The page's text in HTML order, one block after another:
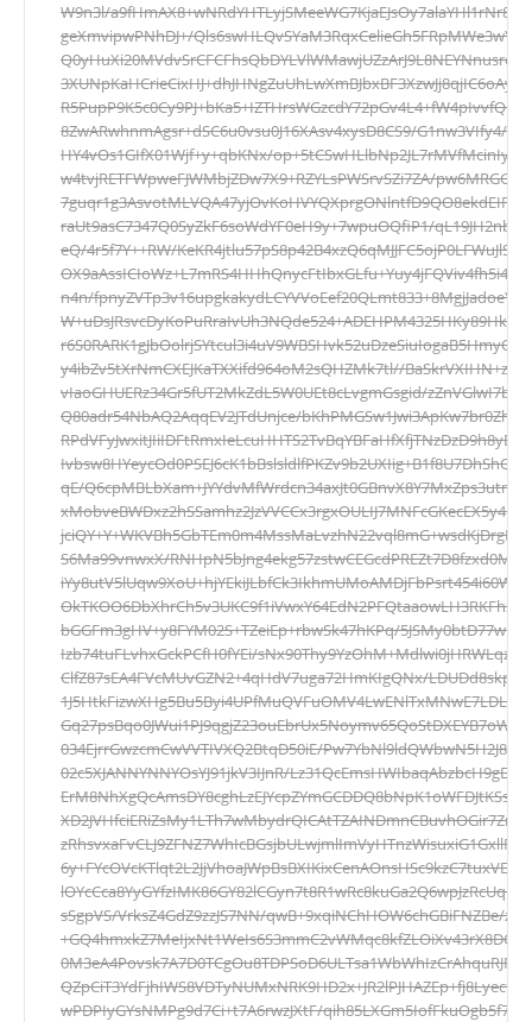
W9n3l/
geXmvipwPNhDJ+/
8ZwARwhnmAgsr+dSC6u0vsu0J16XAsv4xysD8CS9/G1nw3VIfy4/
HY4vOs1GIfX01Wjf+y+qbKNx/
w4tvjRETFWpweFJWMbjZDw7X9+RZYLsPWSrvSZi7ZA/
7guqr1g3AsvotMLVQA47yjOvKoHVYQXprgONlntfD9QO8ekdEIF/
raUt9asC7347Q0SyZkF6soWdYF0eH9y+7wpuOQfiP1/
eQ/4r5f7Y++RW/
n4n/fpnyZVTp3v16upgkakydLCYVVoEef20QLmt833+8MgjJadoeY/
y4ibZv5tXrNmCXEJKaTXXifd964oM2sQHZMk7tl//
vIaoGHUERz34Gr5fUT2MkZdL5W0UEt8cLvgmGsgid/
Q80adr54NbAQ2AqqEV2JTdUnjce/
qE/
jciQY+Y+WKVBh5GbTEm0m4MssMaLvzhN22vql8mG+wsdKjDrgL/
S6Ma99vnwxX/
bGGFm3gHV+y8FYM02S+TZeiEp+rbwSk47hKPq/
Izb74tuFLvhxGckPCfH0fYEi/
ClfZ87sEA4FVcMUvGZN2+4qHdV7uga72HmKIgQNx/
034EjrrGwzcmCwVVTIVXQ2BtqD50iE/
02c5XJANNYNNYOsYJ91jkV3IJnR/
sSgpVS/VrksZ4GdZ9zzJS7NN/qwB+9xqiNChHOW6chGBiFNZBe/
wPDPIyGYsNMPg9d7Ci+t7A6rwzJXtF/